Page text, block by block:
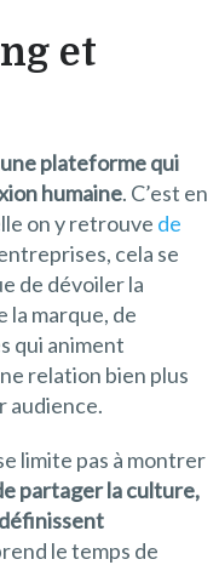
et
plateforme qui
humaine. C’est en
on y retrouve de
cela se
de dévoiler la
la marque, de
qui animent
relation bien plus
audience.
limite pas à montrer
partager la culture,
le temps de